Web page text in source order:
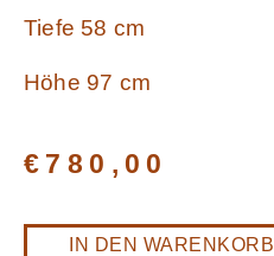
Tiefe 58 cm
Höhe 97 cm
€ 780,00
IN DEN WARENKORB